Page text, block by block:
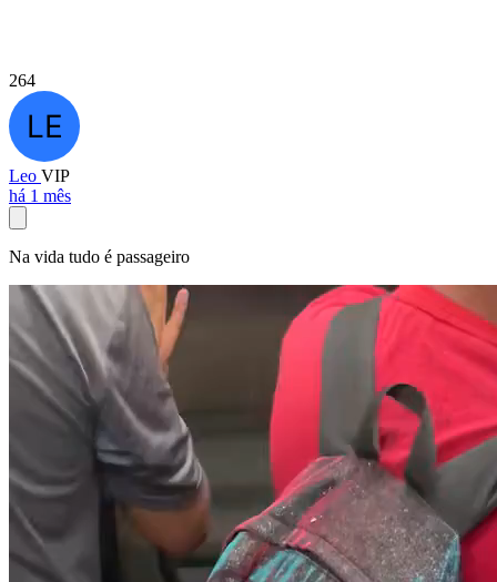
264
Leo VIP
há 1 mês
Na vida tudo é passageiro